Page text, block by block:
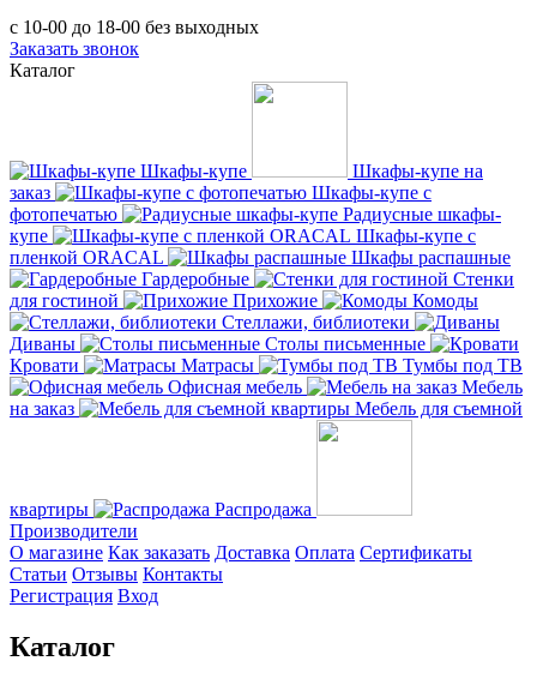
с 10-00 до 18-00 без выходных
Заказать звонок
Каталог
Шкафы-купе
Шкафы-купе на
заказ
Шкафы-купе с
фотопечатью
Радиусные шкафы-
купе
Шкафы-купе с
пленкой ORACAL
Шкафы распашные
Гардеробные
Стенки
для гостиной
Прихожие
Комоды
Стеллажи, библиотеки
Диваны
Столы письменные
Кровати
Матрасы
Тумбы под ТВ
Офисная мебель
Мебель
на заказ
Мебель для съемной
квартиры
Распродажа
Производители
О магазине Как заказать Доставка Оплата Сертификаты
Статьи Отзывы Контакты
Регистрация Вход
Каталог